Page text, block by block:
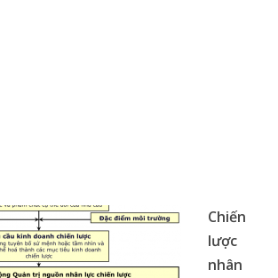
Chiến
lược
nhân